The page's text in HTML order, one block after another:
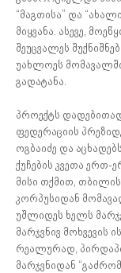
“მაგთისა” და
მიყვანა. ასევე,
შეუცვალეს
უახლოეს მომავალში
გადატანა.
პროექტს
ფედერაციის
ოგბაიძე და
ქუჩების კვეთა
მისი თქმით,
კორპუსიდან
უშლიდეს ხელს
მარჯვნივ მოხვევის
რეალურად,
მარჯვნიდან